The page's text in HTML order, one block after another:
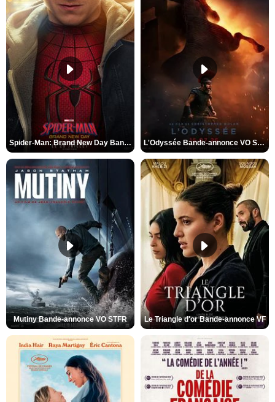
Spider-Man: Brand New Day Bande-annonce VO STFR L'Odyssée Bande-annonce VO STFR
Mutiny Bande-annonce VO STFR Le Triangle d'or Bande-annonce VF